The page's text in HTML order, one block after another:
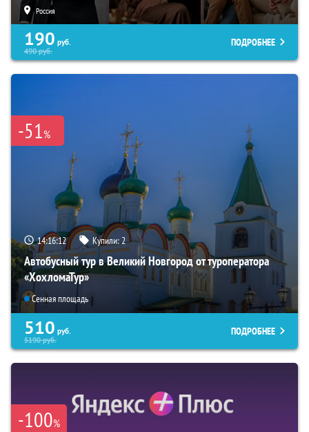
Россия
190 руб.
490руб.
ПОДРОБНЕЕ
-51%
14:16:11 Купили:2
Автобусный тур в Великий Новгород от туроператора
«ХохломаТур»
Сенная площадь
510 руб.
5190руб.
ПОДРОБНЕЕ
-100%